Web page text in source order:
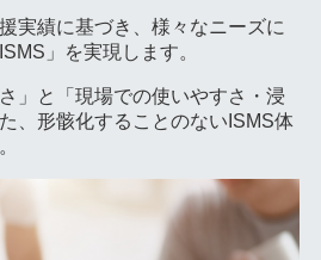
実績に基づき、様々なニーズに
」を実現します。
」と「現場での使いやすさ・浸
、形骸化することのないISMS体